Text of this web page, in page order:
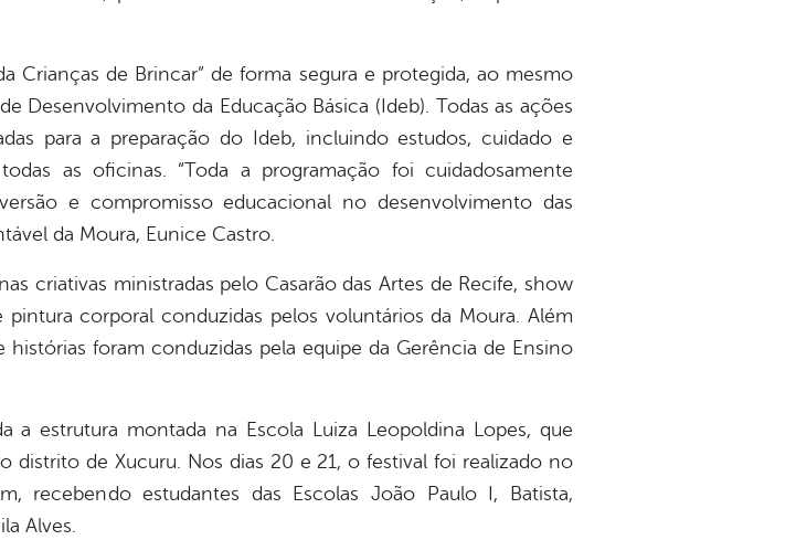
Crianças de Brincar” de forma segura e protegida, ao mesmo
Desenvolvimento da Educação Básica (Ideb). Todas as ações
para a preparação do Ideb, incluindo estudos, cuidado e
as oficinas. “Toda a programação foi cuidadosamente
e compromisso educacional no desenvolvimento das
da Moura, Eunice Castro.
criativas ministradas pelo Casarão das Artes de Recife, show
corporal conduzidas pelos voluntários da Moura. Além
foram conduzidas pela equipe da Gerência de Ensino
estrutura montada na Escola Luiza Leopoldina Lopes, que
distrito de Xucuru. Nos dias 20 e 21, o festival foi realizado no
recebendo estudantes das Escolas João Paulo I, Batista,
Alves.